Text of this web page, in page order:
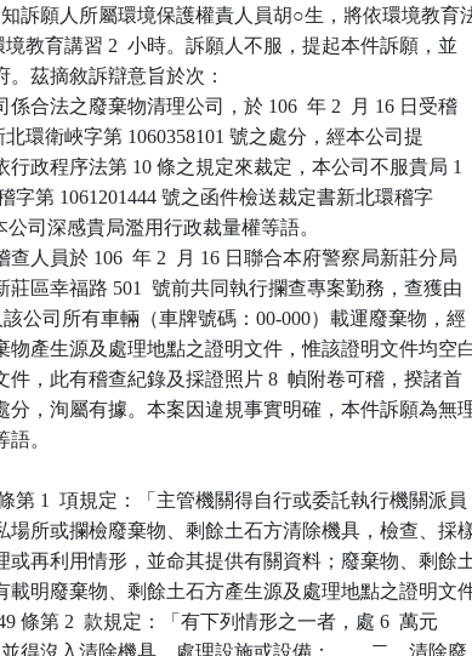
知訴願人所屬環境保護權責人員胡○生，將依環境教育
境教育講習 2  小時。訴願人不服，提起本件訴願，並
茲摘敘訴辯意旨於次：
合法之廢棄物清理公司，於 106  年 2  月 16 日受稽
新北環衛峽字第 1060358101 號之處分，經本公司提
行政程序法第 10 條之規定來裁定，本公司不服貴局 1
稽字第 1061201444 號之函件檢送裁定書新北環稽字
公司深感貴局濫用行政裁量權等語。
人員於 106  年 2  月 16 日聯合本府警察局新莊分局
莊區幸福路 501  號前共同執行攔查專案勤務，查獲由
該公司所有車輛（車牌號碼：00-000）載運廢棄物，經
物產生源及處理地點之證明文件，惟該證明文件均空
件，此有稽查紀錄及採證照片 8  幀附卷可稽，揆諸首
分，洵屬有據。本案因違規事實明確，本件訴願為無
語。
第 1  項規定：「主管機關得自行或委託執行機關派員
場所或攔檢廢棄物、剩餘土石方清除機具，檢查、採
或再利用情形，並命其提供有關資料；廢棄物、剩餘
載明廢棄物、剩餘土石方產生源及處理地點之證明文
條第 2  款規定：「有下列情形之一者，處 6  萬元
並得沒入清除機具、處理設施或設備：……二、清除廢